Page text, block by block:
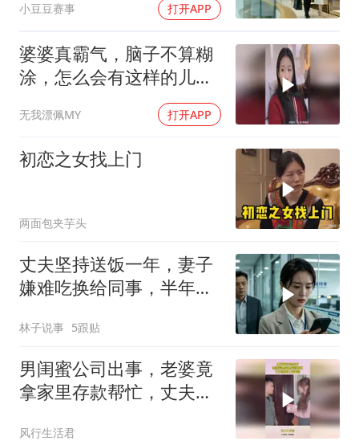
小豆豆赛事 打开APP
婆婆真霸气，脑子不算糊
涂，怎么会有这样的儿媳
无我漂佩MY 打开APP
初恋之女找上门
两面包夹芋头
丈夫坚持送饭一年，妻子
嫌难吃换给同事，半年后
林子说事 5跟贴
男闺蜜公司出事，老婆竟
拿家里存款帮忙，丈夫吃
风行生活君